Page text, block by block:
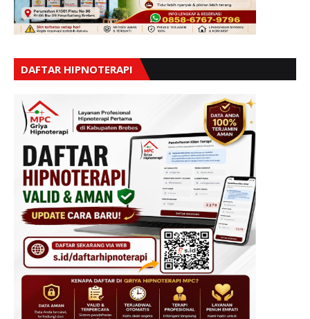
DAFTAR HIPNOTERAPI